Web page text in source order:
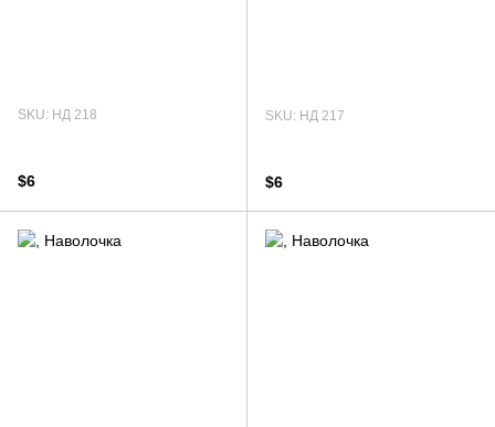
SKU: НД 218
$6
SKU: НД 217
$6